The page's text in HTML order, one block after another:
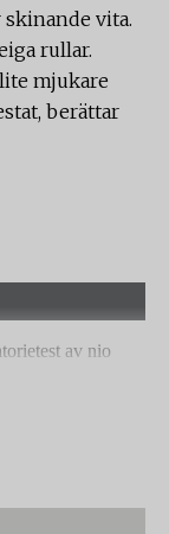
vita.
rullar.
mjukare
berättar
av nio
Testet har utförts